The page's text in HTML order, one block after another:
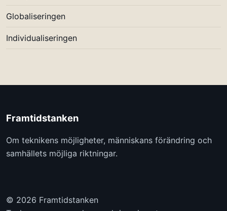
Globaliseringen
Individualiseringen
Framtidstanken
Om teknikens möjligheter, människans förändring och
samhällets möjliga riktningar.
© 2026 Framtidstanken